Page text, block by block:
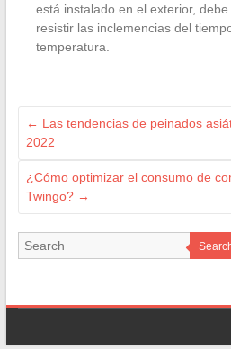
está instalado en el exterior,
resistir las inclemencias del
temperatura.
← Las tendencias de peinados
2022
¿Cómo optimizar el consumo de
Twingo? →